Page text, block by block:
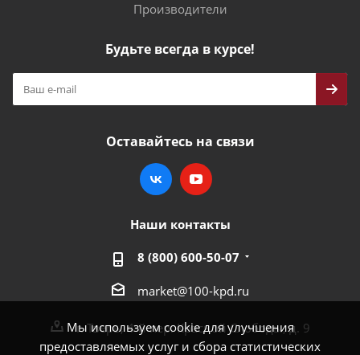
Мы используем cookie для улучшения
предоставляемых услуг и сбора статистических
Производители
Будьте всегда в курсе!
Оставайтесь на связи
Наши контакты
8 (800) 600-50-07
market@100-kpd.ru
г. Тверь, 4-й пер. Красной Слободы, д. 9